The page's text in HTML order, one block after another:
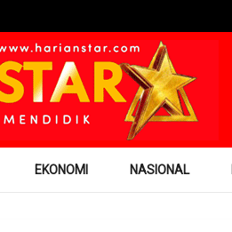
EKONOMI NASIONAL